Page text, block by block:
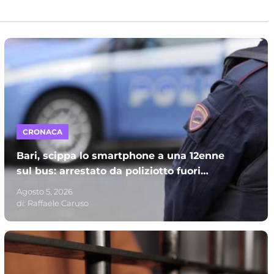
CRONACA
Bari, scippa lo smartphone a una 12enne
sul bus: arrestato da poliziotto fuori
servizio e processato per direttissima
Agosto 5, 2026
di: Raffaele Caruso